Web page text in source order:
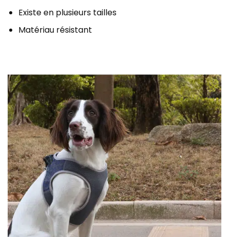
Existe en plusieurs tailles
Matériau résistant